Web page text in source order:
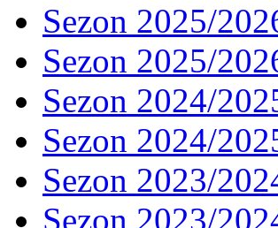
Sezon 2025/
Sezon 2025/
Sezon 2024/
Sezon 2024/
Sezon 2023/
Sezon 2023/